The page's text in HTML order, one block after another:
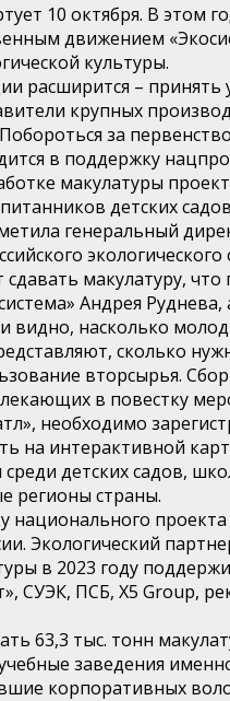
10 октября. В
движением
культуры.
расширится –
крупных
за
в поддержку
макулатуры
детских
генеральный
сдавать макулатуру,
Андрея
насколько
сколько
вторсырья.
в повестку
необходимо
на интерактивной
детских садов,
регионы страны.
национального
Экологический
в 2023 году
СУЭК, ПСБ, X5 Group,
63,3 тыс. тонн
заведения
корпоративных